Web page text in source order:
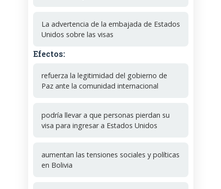
La advertencia de la embajada de Estados
Unidos sobre las visas
Efectos:
refuerza la legitimidad del gobierno de
Paz ante la comunidad internacional
podría llevar a que personas pierdan su
visa para ingresar a Estados Unidos
aumentan las tensiones sociales y políticas
en Bolivia